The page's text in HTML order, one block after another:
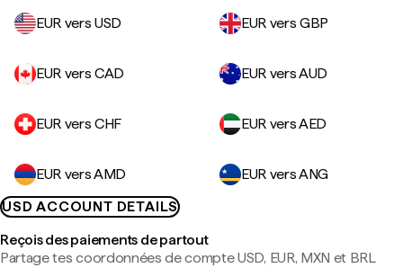
EUR vers USD
EUR vers GBP
EUR vers CAD EUR vers AUD
EUR vers CHF EUR vers AED
EUR vers AMD
EUR vers ANG
USD ACCOUNT DETAILS
Reçois des paiements de partout
Partage tes coordonnées de compte USD, EUR, MXN et BRL